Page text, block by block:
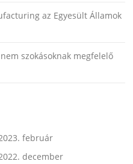
az Egyesült Államok
szokásoknak megfelelő
február
december